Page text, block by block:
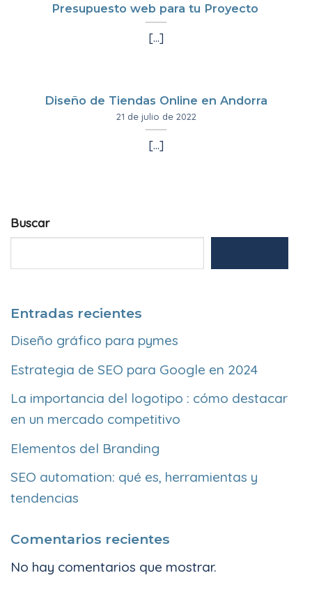
Buscar
Entradas recientes
Diseño gráfico para pymes
Estrategia de SEO para Google en 2024
La importancia del logotipo : cómo destacar
en un mercado competitivo
Elementos del Branding
SEO automation: qué es, herramientas y
tendencias
Comentarios recientes
No hay comentarios que mostrar.
Presupuesto web para tu Proyecto
[...]
Diseño de Tiendas Online en Andorra
21 de julio de 2022
[...]